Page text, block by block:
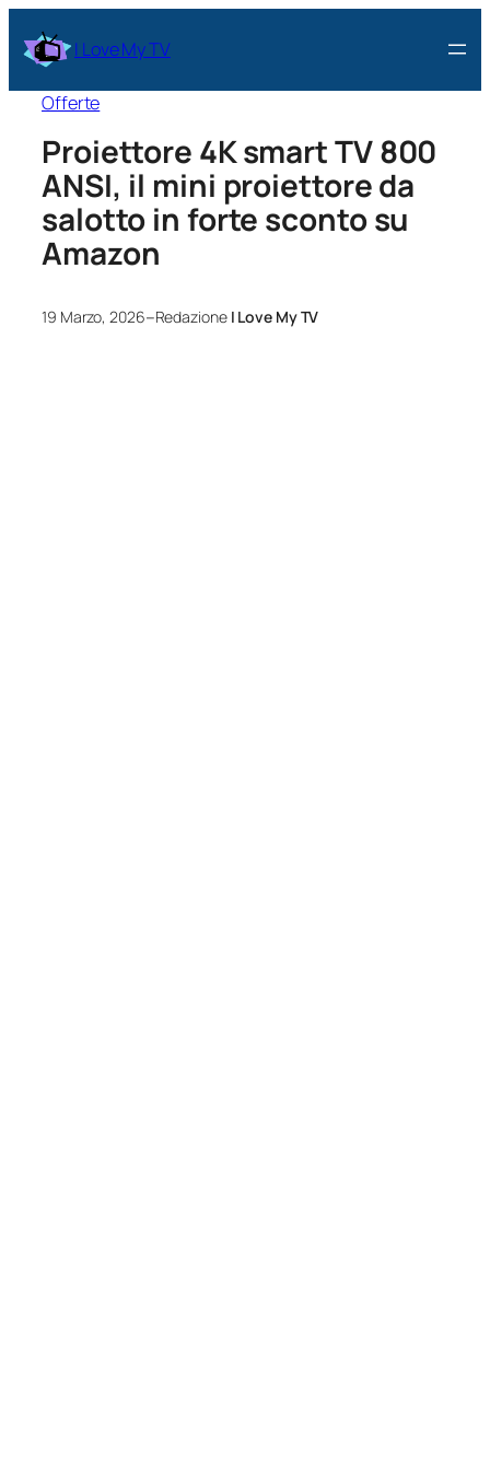
I Love My TV
Offerte
Proiettore 4K smart TV 800
ANSI, il mini proiettore da
salotto in forte sconto su
Amazon
19 Marzo, 2026–Redazione I Love My TV